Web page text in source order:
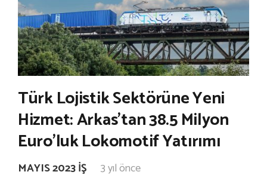
Türk Lojistik Sektörüne Yeni
Hizmet: Arkas’tan 38.5 Milyon
Euro’luk Lokomotif Yatırımı
MAYIS 2023 İŞ 3 yıl önce